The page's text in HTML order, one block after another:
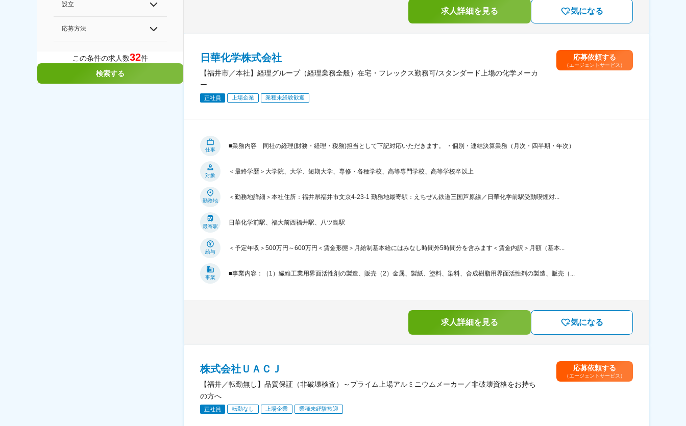
設立
応募方法
この条件の求人数32件
検索する
求人詳細を見る 気になる
日華化学株式会社
【福井市／本社】経理グループ（経理業務全般）在宅・フレックス勤務可/スタンダード上場の化学メーカ
ー
正社員 上場企業 業種未経験歓迎
応募依頼する
（エージェントサービス）
仕事
■業務内容 同社の経理(財務・経理・税務)担当として下記対応いただきます。 ・個別・連結決算業務（月次・四半期・年次）
対象
＜最終学歴＞大学院、大学、短期大学、専修・各種学校、高等専門学校、高等学校卒以上
勤務地
＜勤務地詳細＞本社住所：福井県福井市文京4-23-1 勤務地最寄駅：えちぜん鉄道三国芦原線／日華化学前駅受動喫煙対...
最寄駅
日華化学前駅、福大前西福井駅、八ツ島駅
給与
＜予定年収＞500万円～600万円＜賃金形態＞月給制基本給にはみなし時間外5時間分を含みます＜賃金内訳＞月額（基本...
事業
■事業内容：（1）繊維工業用界面活性剤の製造、販売（2）金属、製紙、塗料、染料、合成樹脂用界面活性剤の製造、販売（...
求人詳細を見る 気になる
株式会社ＵＡＣＪ
【福井／転勤無し】品質保証（非破壊検査）～プライム上場アルミニウムメーカー／非破壊資格をお持ち
の方へ
正社員 転勤なし 上場企業 業種未経験歓迎
応募依頼する
（エージェントサービス）